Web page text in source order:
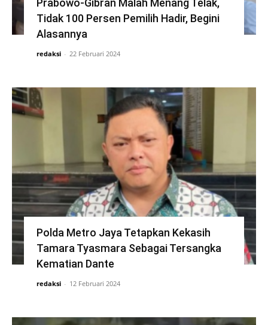
Prabowo-Gibran Malah Menang Telak,
Tidak 100 Persen Pemilih Hadir, Begini
Alasannya
redaksi - 22 Februari 2024
Polda Metro Jaya Tetapkan Kekasih
Tamara Tyasmara Sebagai Tersangka
Kematian Dante
redaksi - 12 Februari 2024